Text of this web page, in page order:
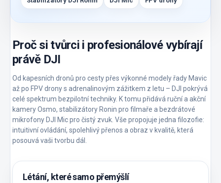
Proč si tvůrci i profesionálové vybírají
právě DJI
Od kapesních dronů pro cesty přes výkonné modely řady Mavic
až po FPV drony s adrenalinovým zážitkem z letu – DJI pokrývá
celé spektrum bezpilotní techniky. K tomu přidává ruční a akční
kamery Osmo, stabilizátory Ronin pro filmaře a bezdrátové
mikrofony DJI Mic pro čistý zvuk. Vše propojuje jedna filozofie:
intuitivní ovládání, spolehlivý přenos a obraz v kvalitě, která
posouvá vaši tvorbu dál.
Létání, které samo přemýšlí